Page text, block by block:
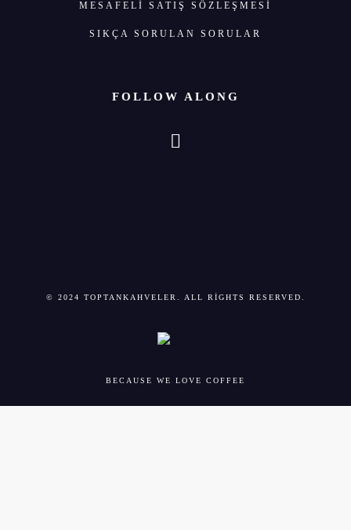
MESAFELİ SATIŞ SÖZLEŞMESİ
SIKÇA SORULAN SORULAR
FOLLOW ALONG
© 2024 TOPTANKAHVELER. ALL RIGHTS RESERVED.
BECAUSE WE LOVE COFFEE